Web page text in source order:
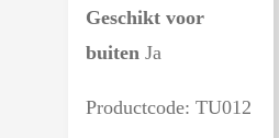
Geschikt voor
buiten Ja
Productcode: TU012